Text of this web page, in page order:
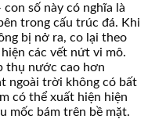
số này có nghĩa là
trong cấu trúc đá. Khi
bị nở ra, co lại theo
các vết nứt vi mô.
thụ nước cao hơn
ngoài trời không có bất
có thể xuất hiện hiện
mốc bám trên bề mặt.